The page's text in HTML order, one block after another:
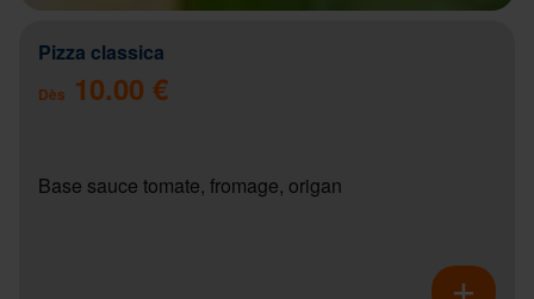
Pizza classica
Dès 10.00 €
Base sauce tomate, fromage, origan